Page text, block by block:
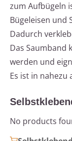
zum Aufbügeln
Bügeleisen und
Dadurch
Das Saumband
werden und
Es ist in nahezu
No products